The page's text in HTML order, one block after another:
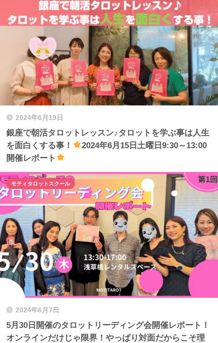
2024年6月19日
銀座で朝活タロットレッスン♪タロットを学ぶ事は人生
を面白くする事！
2024年6月15日土曜日9:30～13:00
開催レポート
2024年6月7日
5月30日開催のタロットリーディング会開催レポート！
オンラインだけじゃ限界！やっぱり対面だからこそ理
モティタロットスクール